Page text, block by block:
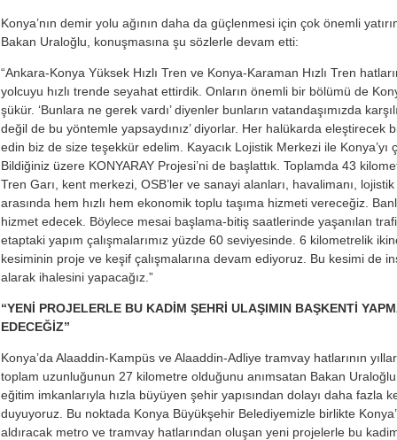
Konya’nın demir yolu ağının daha da güçlenmesi için çok önemli
Bakan Uraloğlu, konuşmasına şu sözlerle devam etti:
“Ankara-Konya Yüksek Hızlı Tren ve Konya-Karaman Hızlı Tren
yolcuyu hızlı trende seyahat ettirdik. Onların önemli bir bölümü de
şükür. ‘Bunlara ne gerek vardı’ diyenler bunların vatandaşımızda
değil de bu yöntemle yapsaydınız’ diyorlar. Her halükarda
edin biz de size teşekkür edelim. Kayacık Lojistik Merkezi ile
Bildiğiniz üzere KONYARAY Projesi’ni de başlattık. Toplamda 43
Tren Garı, kent merkezi, OSB’ler ve sanayi alanları, havalimanı,
arasında hem hızlı hem ekonomik toplu taşıma hizmeti vereceğiz.
hizmet edecek. Böylece mesai başlama-bitiş saatlerinde yaşanılan
etaptaki yapım çalışmalarımız yüzde 60 seviyesinde. 6 kilometrelik
kesiminin proje ve keşif çalışmalarına devam ediyoruz. Bu kesimi de
alarak ihalesini yapacağız.”
“YENİ PROJELERLE BU KADİM ŞEHRİ ULAŞIMIN BAŞKENTİ
EDECEĞİZ”
Konya’da Alaaddin-Kampüs ve Alaaddin-Adliye tramvay hatlarının
toplam uzunluğunun 27 kilometre olduğunu anımsatan Bakan
eğitim imkanlarıyla hızla büyüyen şehir yapısından dolayı daha fazla
duyuyoruz. Bu noktada Konya Büyükşehir Belediyemizle birlikte
aldıracak metro ve tramvay hatlarından oluşan yeni projelerle bu